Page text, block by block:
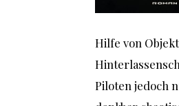
Hilfe von
Piloten jedoch